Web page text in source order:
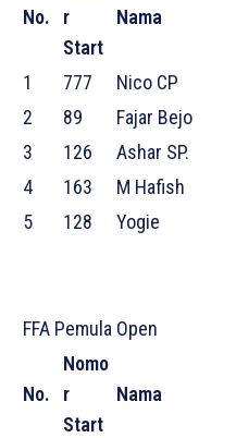
No.
r
Start
Nama
1 777 Nico CP
2
89 Fajar Bejo
3
126 Ashar SP.
4
163 M Hafish
5
128 Yogie
FFA Pemula Open
No.
Nomo
r
Start
Nama